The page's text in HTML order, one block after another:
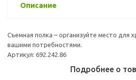
Описание
Съемная полка – организуйте место для
вашими потребностями.
Артикул: 692.242.86
Подробнее о